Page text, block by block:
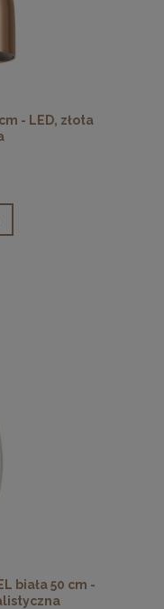
- LED, złota
biała 50 cm -